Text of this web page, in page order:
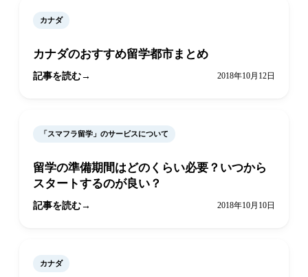
カナダ
カナダのおすすめ留学都市まとめ
記事を読む 2018年10月12日
「スマフラ留学」のサービスについて
留学の準備期間はどのくらい必要？いつから
スタートするのが良い？
記事を読む 2018年10月10日
カナダ